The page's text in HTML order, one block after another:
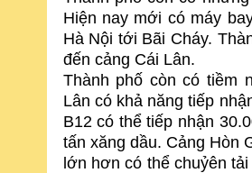
Hiện nay mới có máy
Hà Nội tới Bãi Cháy.
đến cảng Cái Lân.
Thành phố còn có tiềm
Lân có khả năng tiếp
B12 có thể tiếp nhận
tấn xăng dầu. Cảng Hòn
lớn hơn có thể chuỷên